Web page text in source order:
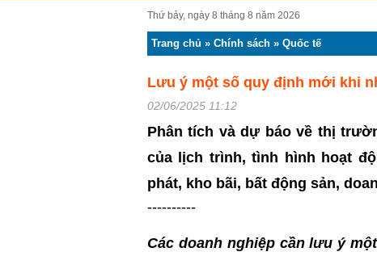
Thứ bảy, ngày 8 tháng 8 năm 2026
Trang chủ » Chính sách » Quốc tế
Lưu ý một số quy định mới khi
02/06/2025 11:12
Phân tích và dự báo về thị
của lịch trình, tình hình hoạt
phát, kho bãi, bất động sản,
----------
Các doanh nghiệp cần lưu ý